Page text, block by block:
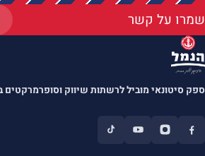
שמרו על קשר
ספק סיטונאי מוביל לרשתות שיווק וסופרמרקטים